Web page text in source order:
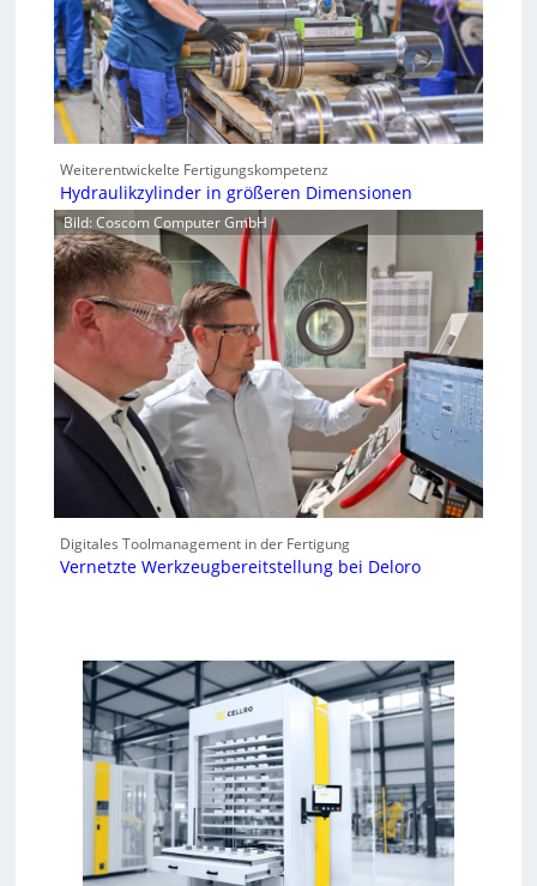
Weiterentwickelte Fertigungskompetenz
Hydraulikzylinder in größeren Dimensionen
Bild: Coscom Computer GmbH
Digitales Toolmanagement in der Fertigung
Vernetzte Werkzeugbereitstellung bei Deloro